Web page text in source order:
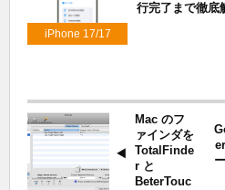
iPhone 17/17
行完了まで徹底
Mac のフ
ァインダを
TotalFinde
r と
BeterTouc